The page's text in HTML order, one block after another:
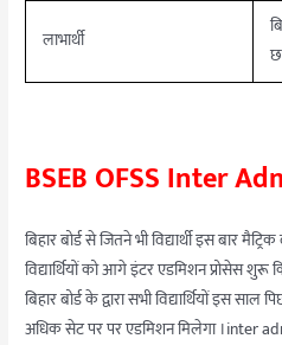
लाभार्थी
BSEB OFSS Inter
बिहार बोर्ड से जितने भी विद्यार्थी इस बार
विद्यार्थियों को आगे इंटर एडमिशन प्रोसेस
बिहार बोर्ड के द्वारा सभी विद्यार्थियों इस
अधिक सेट पर पर एडमिशन मिलेगा ।inter